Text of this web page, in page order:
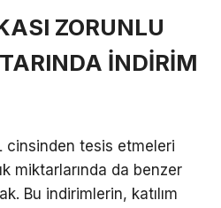
ZORUNLU
İNDİRİM
cinsinden tesis etmeleri
miktarlarında da benzer
Bu indirimlerin, katılım